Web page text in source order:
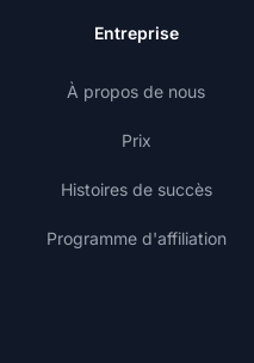
Entreprise
À propos de nous
Prix
Histoires de succès
Programme d'affiliation